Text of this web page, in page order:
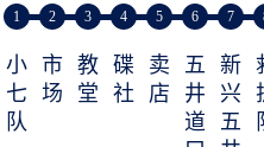
1
小
七
队
2
市
场
3
教
堂
4
碟
社
5
卖
店
6
五
井
道
7
新
兴
五